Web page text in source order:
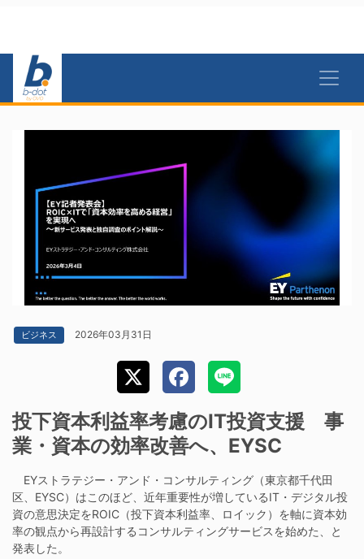
ビジネス 2026年03月31日
投下資本利益率考慮のIT投資支援 事
業・資本の効率改善へ、EYSC
EYストラテジー・アンド・コンサルティング（東京都千代田
区、EYSC）はこのほど、近年重要性が増しているIT・デジタル投
資の意思決定をROIC（投下資本利益率、ロイック）を軸に資本効
率の観点から再設計するコンサルティングサービスを始めた、と
発表した。